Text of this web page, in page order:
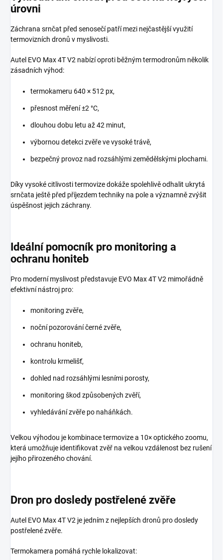
úrovni
Záchrana srnčat před senosečí patří mezi nejčastější využití
termovizních dronů v myslivosti.
Autel EVO Max 4T V2 nabízí oproti běžným termodronům několik
zásadních výhod:
termokameru 640 × 512 px,
přesnost měření ±2 °C,
dlouhou dobu letu až 42 minut,
výbornou detekci zvěře ve vysoké trávě,
bezpečný provoz nad rozsáhlými zemědělskými plochami.
Díky vysoké citlivosti termovize dokáže spolehlivě odhalit ukrytá
srnčata ještě před příjezdem techniky na pole a významně zvýšit
úspěšnost jejich záchrany.
Ideální pomocník pro monitoring a
ochranu honiteb
Pro moderní myslivost představuje EVO Max 4T V2 mimořádně
efektivní nástroj pro:
monitoring zvěře,
noční pozorování černé zvěře,
ochranu honiteb,
kontrolu krmelišť,
dohled nad rozsáhlými lesními porosty,
monitoring škod způsobených zvěří,
vyhledávání zvěře po naháňkách.
Velkou výhodou je kombinace termovize a 10× optického zoomu,
která umožňuje identifikovat zvěř na velkou vzdálenost bez rušení
jejího přirozeného chování.
Dron pro dosledy postřelené zvěře
Autel EVO Max 4T V2 je jedním z nejlepších dronů pro dosledy
postřelené zvěře.
Termokamera pomáhá rychle lokalizovat: